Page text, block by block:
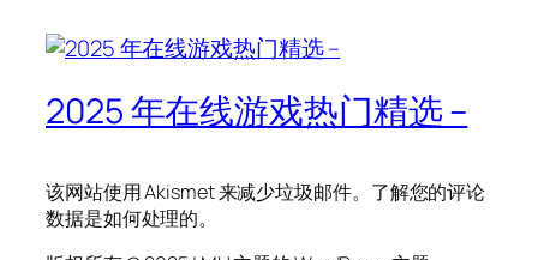
2025 年在线游戏热门精选 –
该网站使用 Akismet 来减少垃圾邮件。了解您的评论
数据是如何处理的。